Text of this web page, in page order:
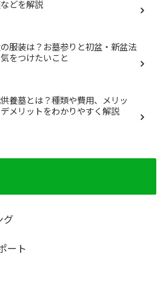
どを解説
服装は？お墓参りと初盆・新盆法
をつけたいこと
養墓とは？種類や費用、メリッ
デメリットをわかりやすく解説
グ
ート